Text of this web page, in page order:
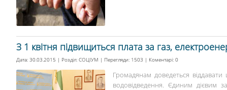
З 1 квітня підвищиться плата за газ,
Дата: 30.03.2015 | Розділ: СОЦІУМ | Перегляди: 1503 | Коментарі: 0
Громадянам доведеться
водовідведення. Єдиним дієвим